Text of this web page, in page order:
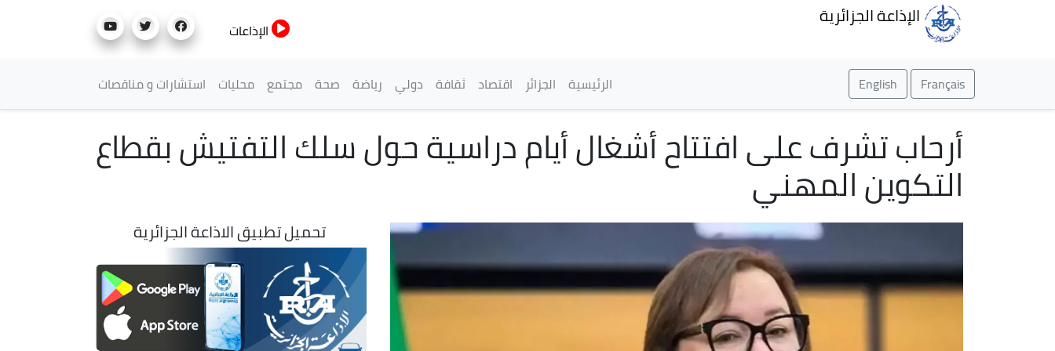
الإذاعة الجزائرية
الإذاعات
Français
English القائمة الرئيسية
الرئيسية الجزائر اقتصاد ثقافة دولي رياضة صحة مجتمع محليات استشارات و مناقصات
أرحاب تشرف على افتتاح أشغال أيام دراسية حول سلك التفتيش بقطاع
التكوين المهني
تحميل تطبيق الاذاعة الجزائرية